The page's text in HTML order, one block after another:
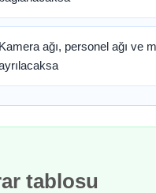
Kamera ağı, personel ağı ve
tablosu